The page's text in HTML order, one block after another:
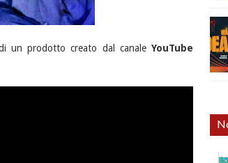
un prodotto creato dal canaleYouTube